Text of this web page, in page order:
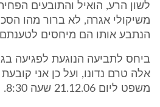
לשון הרע, הואיל והתובעים
משיקולי אגרה, לא ברור מהו
הנתבע אותו הם מיחסים
ביחס לתביעה הנוגעת לפגיעה
אלה טרם נדונו, ועל כן אני
משפט ליום 21.12.06 שעה 8:30.